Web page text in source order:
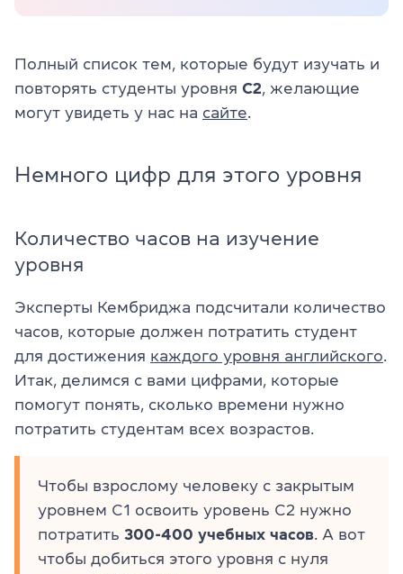
Полный список тем, которые будут изучать и
повторять студенты уровня C2, желающие
могут увидеть у нас на сайте.
Немного цифр для этого уровня
Количество часов на изучение
уровня
Эксперты Кембриджа подсчитали количество
часов, которые должен потратить студент
для достижения каждого уровня английского.
Итак, делимся с вами цифрами, которые
помогут понять, сколько времени нужно
потратить студентам всех возрастов.
Чтобы взрослому человеку с закрытым
уровнем C1 освоить уровень C2 нужно
потратить 300-400 учебных часов. А вот
чтобы добиться этого уровня с нуля